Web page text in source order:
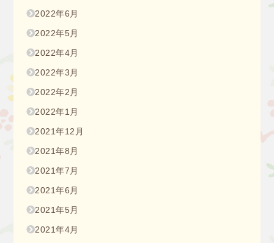
2022年6月
2022年5月
2022年4月
2022年3月
2022年2月
2022年1月
2021年12月
2021年8月
2021年7月
2021年6月
2021年5月
2021年4月